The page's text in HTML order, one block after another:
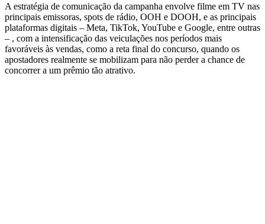
A estratégia de comunicação da campanha envolve filme em TV nas
principais emissoras, spots de rádio, OOH e DOOH, e as principais
plataformas digitais – Meta, TikTok, YouTube e Google, entre outras
– , com a intensificação das veiculações nos períodos mais
favoráveis às vendas, como a reta final do concurso, quando os
apostadores realmente se mobilizam para não perder a chance de
concorrer a um prêmio tão atrativo.